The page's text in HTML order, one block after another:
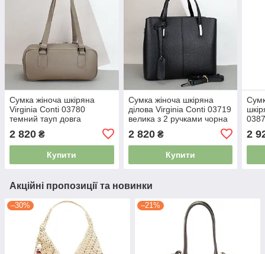
Сумка жіноча шкіряна
Virginia Conti 03780
темний тауп довга
2 820 ₴
Купити
Сумка жіноча шкіряна
ділова Virginia Conti 03719
велика з 2 ручками чорна
2 820₴
Купити
2
Акційні пропозиції та новинки
–30% –21%